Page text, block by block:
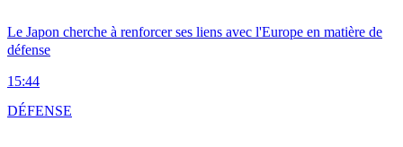
Le Japon cherche à renforcer ses liens avec l'Europe en matière de
défense
15:44
DÉFENSE